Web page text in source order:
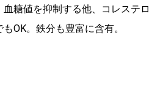
糖値を抑制する他、コレステロ
OK。鉄分も豊富に含有。